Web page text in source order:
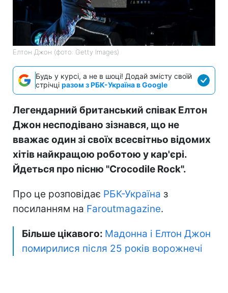
Елтон Джон (фото: Getty Images)
Будь у курсі, а не в шоці! Додай змісту своїй
стрічці разом з РБК-Україна в Google
Легендарний британський співак Елтон
Джон несподівано зізнався, що не
вважає один зі своїх всесвітньо відомих
хітів найкращою роботою у кар'єрі.
Йдеться про пісню "Crocodile Rock".
Про це розповідає РБК-Україна з
посиланням на Faroutmagazine.
Більше цікавого: Мадонна і Елтон Джон
помирилися після 25 років ворожнечі